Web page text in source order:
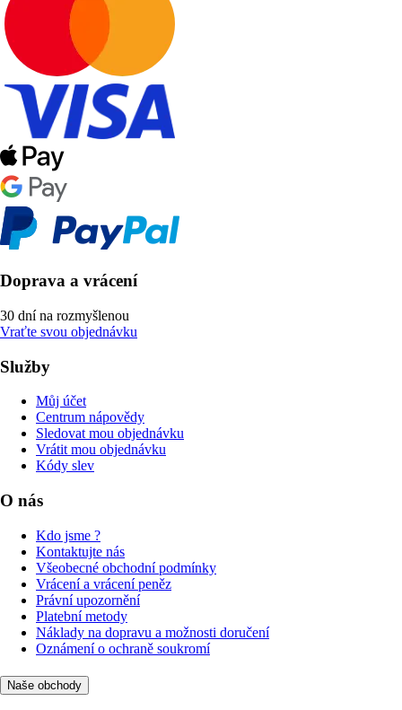
Doprava a vrácení
30 dní na rozmyšlenou
Vraťte svou objednávku
Služby
Můj účet
Centrum nápovědy
Sledovat mou objednávku
Vrátit mou objednávku
Kódy slev
O nás
Kdo jsme ?
Kontaktujte nás
Všeobecné obchodní podmínky
Vrácení a vrácení peněz
Právní upozornění
Platební metody
Náklady na dopravu a možnosti doručení
Oznámení o ochraně soukromí
Naše obchody